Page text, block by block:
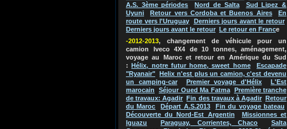
A.S. 3ème périodes
Nord de Salta
Sud Lipez &
Uyuni
Retour vers Cordoba et Buenos Aires
En
route vers l'Uruguay
Derniers jours avant le retour
Derniers jours avant le retour
Le retour en France
-2012-2013, changement de véhicule pour un
camion Iveco 4X4 de 10 tonnes, aménagement,
voyage au Maroc et retour en Amérique du Sud
:
Hélix, notre futur home, sweet home
Escapade
"Ryanair"
Helix n'est plus un camion, c'est devenu
un camping-car
Premier voyage d'Hélix
L'Est
marocain
Séjour Oued Ma Fatma
Première tranche
de travaux: Agadir
Fin des travaux à Agadir
Retour
du Maroc
Départ A.S.2013
Fin du voyage bateau
Découverte du Nord-Est Argentin
Missionnes et
Iguazu
Paraguay, Corrientes, Chaco
Salta